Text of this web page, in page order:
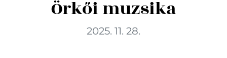
Örkői muzsika
2025. 11. 28.